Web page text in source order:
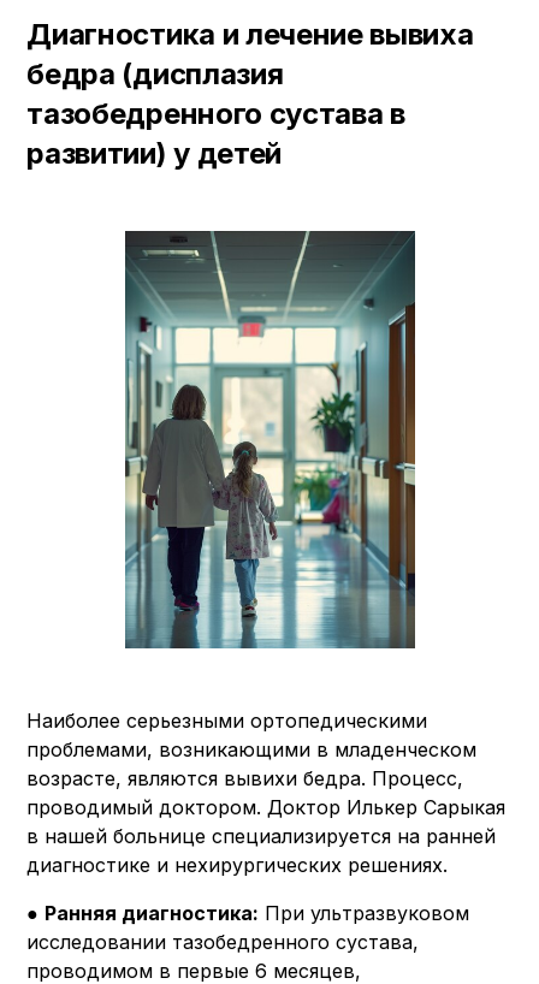
Диагностика и лечение вывиха
бедра (дисплазия
тазобедренного сустава в
развитии) у детей
Наиболее серьезными ортопедическими
проблемами, возникающими в младенческом
возрасте, являются вывихи бедра. Процесс,
проводимый доктором. Доктор Илькер Сарыкая
в нашей больнице специализируется на ранней
диагностике и нехирургических решениях.
● Ранняя диагностика: При ультразвуковом
исследовании тазобедренного сустава,
проводимом в первые 6 месяцев,